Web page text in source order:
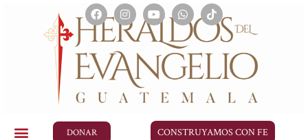
DONAR CONSTRUYAMOS CON FE